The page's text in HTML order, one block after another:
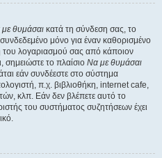
θυμάσαι κατά τη σύνδεση σας, το
μόνο για έναν καθορισμένο
λογαριασμού σας από κάποιον
σημειώστε το πλαίσιο Να με θυμάσαι
εάν συνδέεστε στο σύστημα
π.χ. βιβλιοθήκη, internet cafe,
κλπ. Εάν δεν βλέπετε αυτό το
του συστήματος συζητήσεων έχει